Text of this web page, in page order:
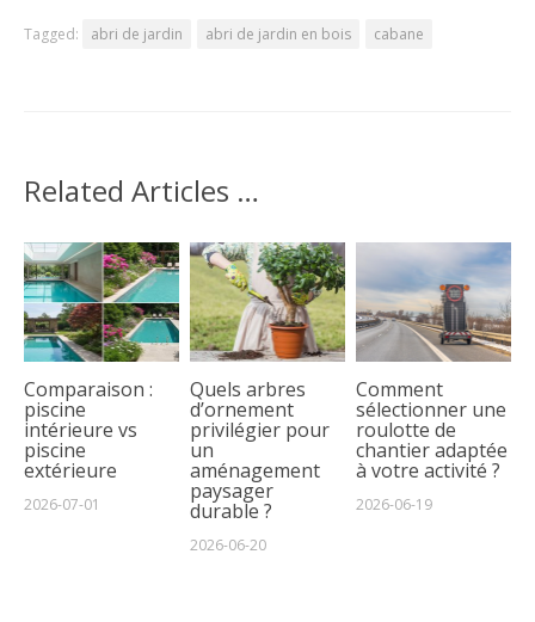
Tagged: abri de jardin abri de jardin en bois cabane
Related Articles …
Comparaison :
piscine
intérieure vs
piscine
extérieure
2026-07-01
Quels arbres
d’ornement
privilégier pour
un
aménagement
paysager
durable ?
2026-06-20
Comment
sélectionner une
roulotte de
chantier adaptée
à votre activité ?
2026-06-19